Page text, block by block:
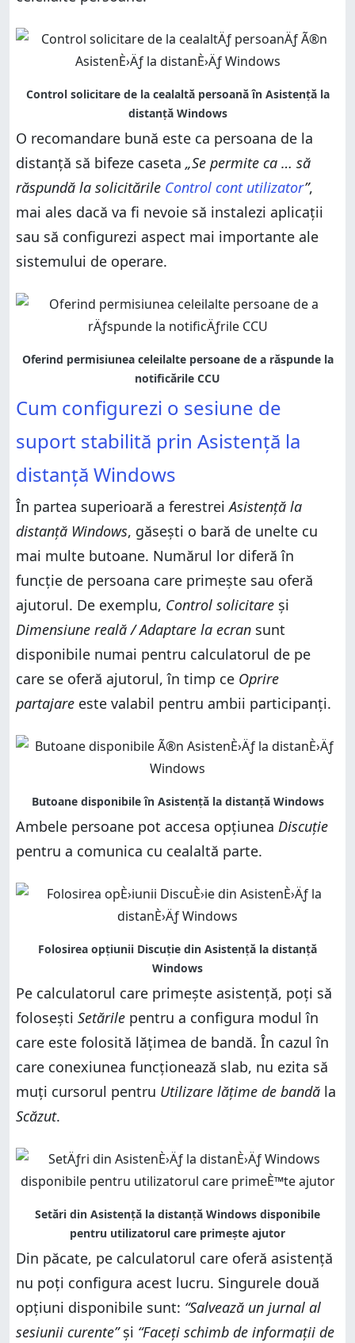
O recomandare bună este ca persoana de la
distanță să bifeze caseta „Se permite ca … să
răspundă la solicitările Control cont utilizator”,
mai ales dacă va fi nevoie să instalezi aplicații
sau să configurezi aspect mai importante ale
sistemului de operare.
Cum configurezi o sesiune de
suport stabilită prin Asistență la
distanță Windows
În partea superioară a ferestreiAsistență la
distanță Windows, găsești o bară de unelte cu
mai multe butoane. Numărul lor diferă în
funcție de persoana care primește sau oferă
ajutorul. De exemplu, Control solicitare și
Dimensiune reală / Adaptare la ecran sunt
disponibile numai pentru calculatorul de pe
care se oferă ajutorul, în timp ce Oprire
partajare este valabil pentru ambii participanți.
Ambele persoane pot accesa opțiunea Discuție
pentru a comunica cu cealaltă parte.
Pe calculatorul care primește asistență, poți să
folosești Setările pentru a configura modul în
care este folosită lățimea de bandă. În cazul în
care conexiunea funcționează slab, nu ezita să
muți cursorul pentru Utilizare lățime de bandă la
Scăzut.
Din păcate, pe calculatorul care oferă asistență
nu poți configura acest lucru. Singurele două
opțiuni disponibile sunt: “Salvează un jurnal al
sesiunii curente”și “Faceți schimb de informații de